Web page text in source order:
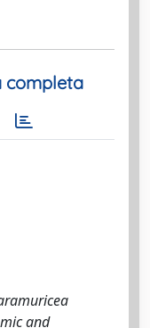
completa
and